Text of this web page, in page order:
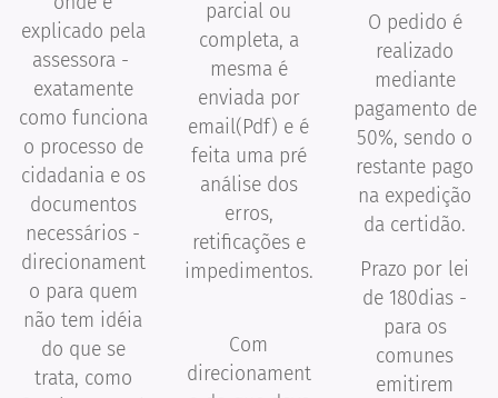
explicado pela
assessora -
exatamente
como funciona
o processo de
cidadania e os
documentos
necessários -
direcionament
o para quem
não tem idéia
do que se
trata, como
parcial ou
completa, a
mesma é
enviada por
email(Pdf) e é
feita uma pré
análise dos
erros,
retificações e
impedimentos.
Com
direcionament
O pedido é
realizado
mediante
pagamento de
50%, sendo o
restante pago
na expedição
da certidão.
Prazo por lei
de 180dias -
para os
comunes
emitirem